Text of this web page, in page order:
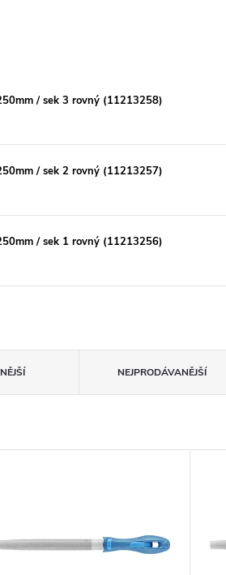
/ sek 3 rovný (11213258)
/ sek 2 rovný (11213257)
/ sek 1 rovný (11213256)
NEJPRODÁVANĚJŠÍ